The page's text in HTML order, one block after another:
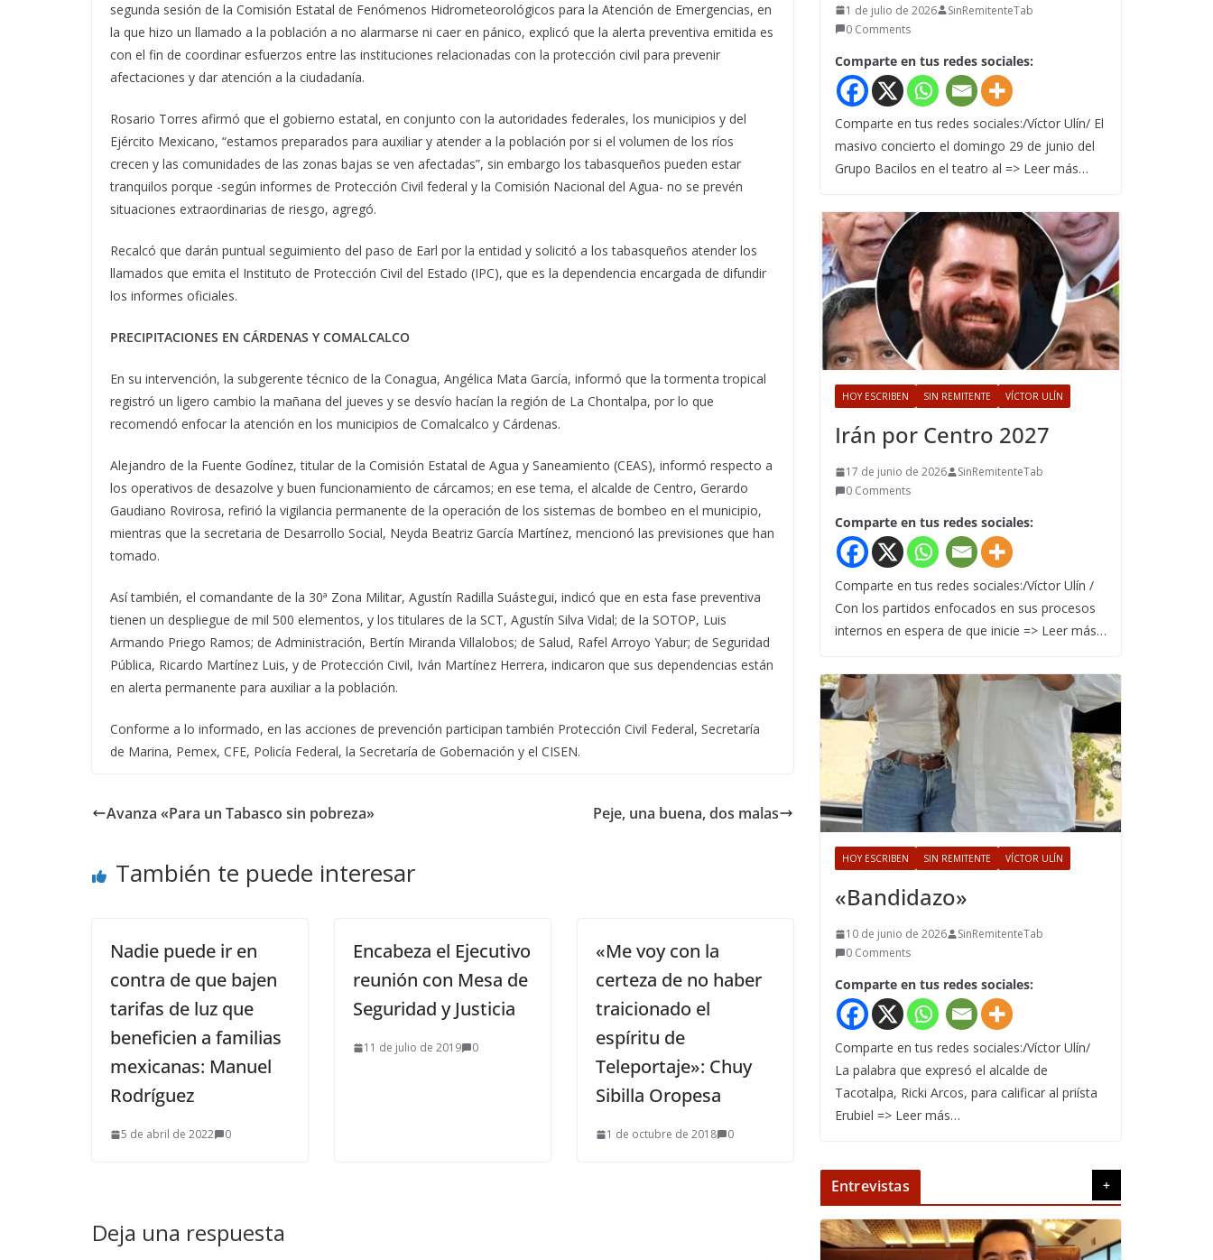
segunda sesión de la Comisión Estatal de Fenómenos Hidrometeorológicos para la Atención de Emergencias, en
la que hizo un llamado a la población a no alarmarse ni caer en pánico, explicó que la alerta preventiva emitida es
con el fin de coordinar esfuerzos entre las instituciones relacionadas con la protección civil para prevenir
afectaciones y dar atención a la ciudadanía.
Rosario Torres afirmó que el gobierno estatal, en conjunto con la autoridades federales, los municipios y del
Ejército Mexicano, “estamos preparados para auxiliar y atender a la población por si el volumen de los ríos
crecen y las comunidades de las zonas bajas se ven afectadas”, sin embargo los tabasqueños pueden estar
tranquilos porque -según informes de Protección Civil federal y la Comisión Nacional del Agua- no se prevén
situaciones extraordinarias de riesgo, agregó.
Recalcó que darán puntual seguimiento del paso de Earl por la entidad y solicitó a los tabasqueños atender los
llamados que emita el Instituto de Protección Civil del Estado (IPC), que es la dependencia encargada de difundir
los informes oficiales.
PRECIPITACIONES EN CÁRDENAS Y COMALCALCO
En su intervención, la subgerente técnico de la Conagua, Angélica Mata García, informó que la tormenta tropical
registró un ligero cambio la mañana del jueves y se desvío hacían la región de La Chontalpa, por lo que
recomendó enfocar la atención en los municipios de Comalcalco y Cárdenas.
Alejandro de la Fuente Godínez, titular de la Comisión Estatal de Agua y Saneamiento (CEAS), informó respecto a
los operativos de desazolve y buen funcionamiento de cárcamos; en ese tema, el alcalde de Centro, Gerardo
Gaudiano Rovirosa, refirió la vigilancia permanente de la operación de los sistemas de bombeo en el municipio,
mientras que la secretaria de Desarrollo Social, Neyda Beatriz García Martínez, mencionó las previsiones que han
tomado.
Así también, el comandante de la 30ª Zona Militar, Agustín Radilla Suástegui, indicó que en esta fase preventiva
tienen un despliegue de mil 500 elementos, y los titulares de la SCT, Agustín Silva Vidal; de la SOTOP, Luis
Armando Priego Ramos; de Administración, Bertín Miranda Villalobos; de Salud, Rafel Arroyo Yabur; de Seguridad
Pública, Ricardo Martínez Luis, y de Protección Civil, Iván Martínez Herrera, indicaron que sus dependencias están
en alerta permanente para auxiliar a la población.
Conforme a lo informado, en las acciones de prevención participan también Protección Civil Federal, Secretaría
de Marina, Pemex, CFE, Policía Federal, la Secretaría de Gobernación y el CISEN.
Avanza «Para un Tabasco sin pobreza» Peje, una buena, dos malas
También te puede interesar
Nadie puede ir en
contra de que bajen
tarifas de luz que
beneficien a familias
mexicanas: Manuel
Rodríguez
5 de abril de 2022 0
Encabeza el Ejecutivo
reunión con Mesa de
Seguridad y Justicia
11 de julio de 2019 0
«Me voy con la
certeza de no haber
traicionado el
espíritu de
Teleportaje»: Chuy
Sibilla Oropesa
1 de octubre de 2018 0
Deja una respuesta
1 de julio de 2026
SinRemitenteTab
0 Comments
Comparte en tus redes sociales:
Comparte en tus redes sociales:/Víctor Ulín/ El
masivo concierto el domingo 29 de junio del
Grupo Bacilos en el teatro al => Leer más…
HOY ESCRIBEN SIN REMITENTE VÍCTOR ULÍN
Irán por Centro 2027
17 de junio de 2026
SinRemitenteTab
0 Comments
Comparte en tus redes sociales:
Comparte en tus redes sociales:/Víctor Ulín /
Con los partidos enfocados en sus procesos
internos en espera de que inicie => Leer más…
HOY ESCRIBEN SIN REMITENTE VÍCTOR ULÍN
«Bandidazo»
10 de junio de 2026
SinRemitenteTab
0 Comments
Comparte en tus redes sociales:
Comparte en tus redes sociales:/Víctor Ulín/
La palabra que expresó el alcalde de
Tacotalpa, Ricki Arcos, para calificar al priísta
Erubiel => Leer más…
Entrevistas +